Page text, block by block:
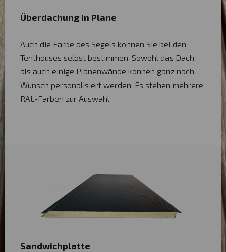
Überdachung in Plane
Auch die Farbe des Segels können Sie bei den
Tenthouses selbst bestimmen. Sowohl das Dach
als auch einige Planenwände können ganz nach
Wunsch personalisiert werden. Es stehen mehrere
RAL-Farben zur Auswahl.
Sandwichplatte